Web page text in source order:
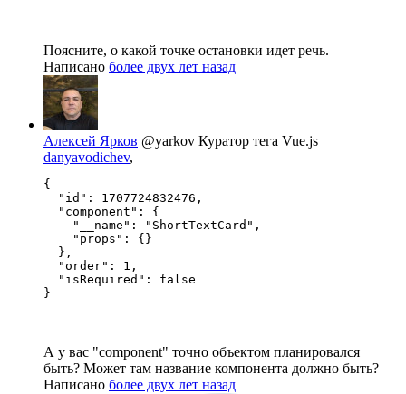
Поясните, о какой точке остановки идет речь.
Написано более двух лет назад
Алексей Ярков @yarkov Куратор тега Vue.js
danyavodichev,
{
  "id": 1707724832476,
  "component": {
    "__name": "ShortTextCard",
    "props": {}
  },
  "order": 1,
  "isRequired": false
}
А у вас "component" точно объектом планировался
быть? Может там название компонента должно быть?
Написано более двух лет назад